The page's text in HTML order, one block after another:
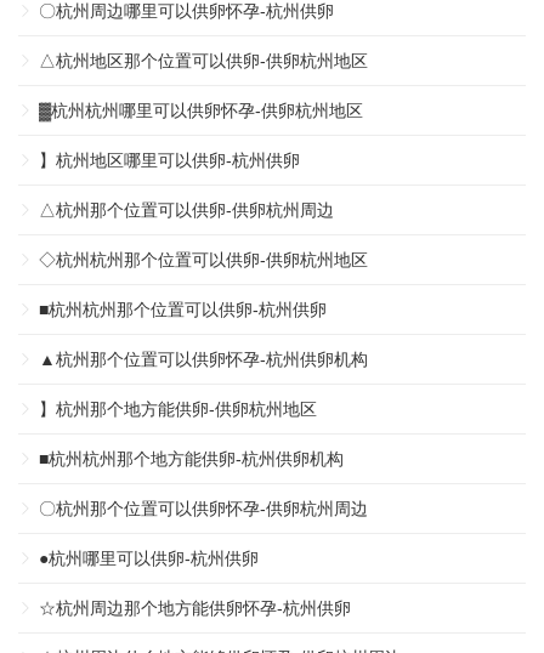
〇杭州周边哪里可以供卵怀孕-杭州供卵
△杭州地区那个位置可以供卵-供卵杭州地区
▓杭州杭州哪里可以供卵怀孕-供卵杭州地区
】杭州地区哪里可以供卵-杭州供卵
△杭州那个位置可以供卵-供卵杭州周边
◇杭州杭州那个位置可以供卵-供卵杭州地区
■杭州杭州那个位置可以供卵-杭州供卵
▲杭州那个位置可以供卵怀孕-杭州供卵机构
】杭州那个地方能供卵-供卵杭州地区
■杭州杭州那个地方能供卵-杭州供卵机构
〇杭州那个位置可以供卵怀孕-供卵杭州周边
●杭州哪里可以供卵-杭州供卵
☆杭州周边那个地方能供卵怀孕-杭州供卵